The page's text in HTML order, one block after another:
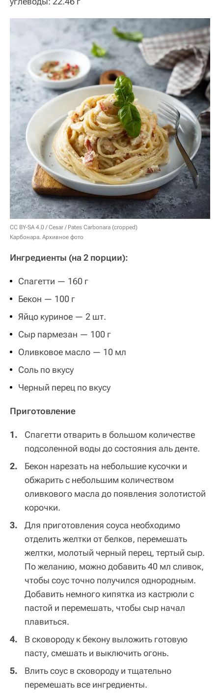
CC BY-SA 4.0 / Cesar / Pates Carbonara (cropped)
Карбонара. Архивное фото
Ингредиенты (на 2 порции):
Спагетти — 160 г
Бекон — 100 г
Яйцо куриное — 2 шт.
Сыр пармезан — 100 г
Оливковое масло — 10 мл
Соль по вкусу
Черный перец по вкусу
Приготовление
Спагетти отварить в большом количестве
подсоленной воды до состояния аль денте.
Бекон нарезать на небольшие кусочки и
обжарить с небольшим количеством
оливкового масла до появления золотистой
корочки.
Для приготовления соуса необходимо
отделить желтки от белков, перемешать
желтки, молотый черный перец, тертый сыр.
По желанию, можно добавить 40 мл сливок,
чтобы соус точно получился однородным.
Добавить немного кипятка из кастрюли с
пастой и перемешать, чтобы сыр начал
плавиться.
В сковороду к бекону выложить готовую
пасту, смешать и выключить огонь.
Влить соус в сковороду и тщательно
перемешать все ингредиенты.